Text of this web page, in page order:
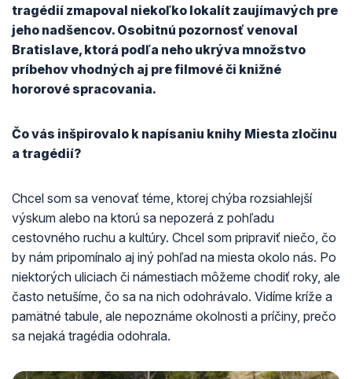
tragédií zmapoval niekoľko lokalít zaujímavých pre
jeho nadšencov. Osobitnú pozornosť venoval
Bratislave, ktorá podľa neho ukrýva množstvo
príbehov vhodných aj pre filmové či knižné
hororové spracovania.
Čo vás inšpirovalo k napísaniu knihy Miesta zločinu
a tragédií?
Chcel som sa venovať téme, ktorej chýba rozsiahlejší
výskum alebo na ktorú sa nepozerá z pohľadu
cestovného ruchu a kultúry. Chcel som pripraviť niečo, čo
by nám pripomínalo aj iný pohľad na miesta okolo nás. Po
niektorých uliciach či námestiach môžeme chodiť roky, ale
často netušíme, čo sa na nich odohrávalo. Vidíme kríže a
pamätné tabule, ale nepoznáme okolnosti a príčiny, prečo
sa nejaká tragédia odohrala.